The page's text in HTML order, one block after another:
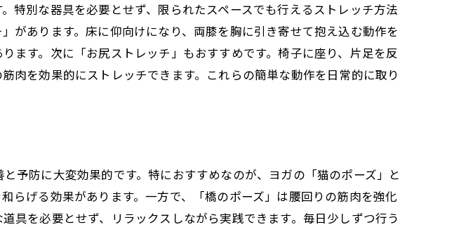
り入れるためのヒント
エクササイズの紹介
毎日続けられる運動
ササイズの提案
スケジュール作成法
特別な器具を必要とせず、限られたスペースでも行えるストレッチ方法
があります。床に仰向けになり、両膝を胸に引き寄せて抱え込む動作を
ます。次に「お尻ストレッチ」もおすすめです。椅子に座り、片足を反
肉を効果的にストレッチできます。これらの簡単な動作を日常的に取り
予防に大変効果的です。特におすすめなのが、ヨガの「猫のポーズ」と
らげる効果があります。一方で、「橋のポーズ」は腰回りの筋肉を強化
具を必要とせず、リラックスしながら実践できます。毎日少しずつ行う